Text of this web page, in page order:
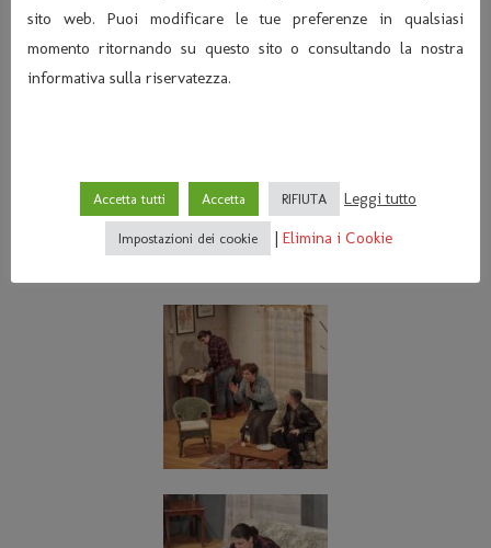
sito web. Puoi modificare le tue preferenze in qualsiasi
momento ritornando su questo sito o consultando la nostra
informativa sulla riservatezza.
Accetta tutti Accetta RIFIUTA Leggi tutto
Impostazioni dei cookie | Elimina i Cookie